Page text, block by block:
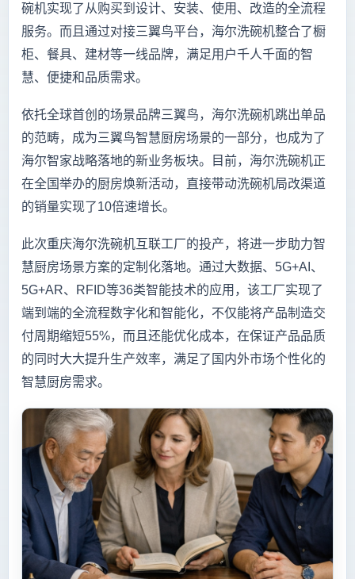
碗机实现了从购买到设计、安装、使用、改造的全流程
服务。而且通过对接三翼鸟平台，海尔洗碗机整合了橱
柜、餐具、建材等一线品牌，满足用户千人千面的智
慧、便捷和品质需求。
依托全球首创的场景品牌三翼鸟，海尔洗碗机跳出单品
的范畴，成为三翼鸟智慧厨房场景的一部分，也成为了
海尔智家战略落地的新业务板块。目前，海尔洗碗机正
在全国举办的厨房焕新活动，直接带动洗碗机局改渠道
的销量实现了10倍速增长。
此次重庆海尔洗碗机互联工厂的投产，将进一步助力智
慧厨房场景方案的定制化落地。通过大数据、5G+AI、
5G+AR、RFID等36类智能技术的应用，该工厂实现了
端到端的全流程数字化和智能化，不仅能将产品制造交
付周期缩短55%，而且还能优化成本，在保证产品品质
的同时大大提升生产效率，满足了国内外市场个性化的
智慧厨房需求。